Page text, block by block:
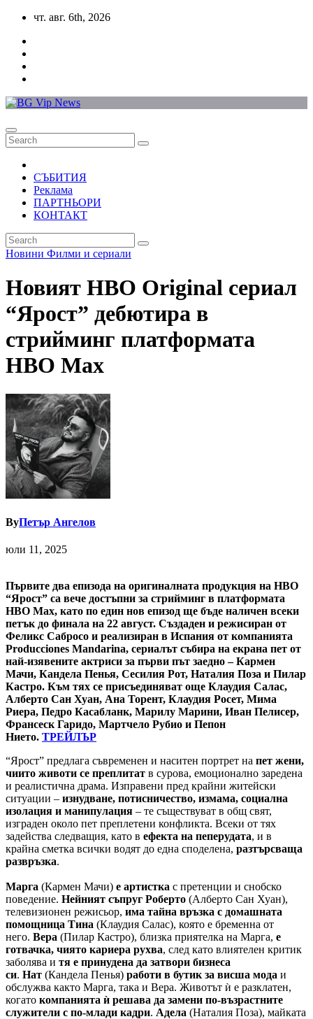
Skip
content
чт. авг. 6th, 2026
СЪБИТИЯ
Реклама
ПАРТНЬОРИ
КОНТАКТ
Новини Филми и сериали
Новият HBO Original сериал
“Ярост” дебютира в
стрийминг платформата
HBO Max
ByПетър Ангелов
юли 11, 2025
Първите два епизода на оригиналната продукция на HBO
“Ярост” са вече достъпни за стрийминг в платформата
HBO Max, като по един нов епизод ще бъде наличен всеки
петък до финала на 22 август. Създаден и режисиран от
Феликс Сабросо и реализиран в Испания от компанията
Producciones Mandarina, сериалът събира на екрана пет от
най-изявените актриси за първи път заедно – Кармен
Мачи, Кандела Пенья, Сесилия Рот, Наталия Поза и Пилар
Кастро. Към тях се присъединяват още Клаудия Салас,
Алберто Сан Хуан, Ана Торент, Клаудия Росет, Мима
Риера, Педро Касабланк, Марилу Марини, Иван Пелисер,
Франсеск Гаридо, Мартчело Рубио и Пепон
Нието. ТРЕЙЛЪР
“Ярост” предлага съвременен и наситен портрет на пет жени,
чиито животи се преплитат в сурова, емоционално заредена
и реалистична драма. Изправени пред крайни житейски
ситуации – изнудване, потисничество, измама, социална
изолация и манипулация – те съществуват в общ свят,
изграден около пет преплетени конфликта. Всеки от тях
задейства следващия, като в ефекта на пеперудата, и в
крайна сметка всички водят до една споделена, разтърсваща
развръзка.
Марга (Кармен Мачи) е артистка с претенции и снобско
поведение. Нейният съпруг Роберто (Алберто Сан Хуан),
телевизионен режисьор, има тайна връзка с домашната
помощница Тина (Клаудия Салас), която е бременна от
него. Вера (Пилар Кастро), близка приятелка на Марга, е
готвачка, чиято кариера рухва, след като влиятелен критик
заболява и тя е принудена да затвори бизнеса
си. Нат (Кандела Пенья) работи в бутик за висша мода и
обслужва както Марга, така и Вера. Животът ѝ е разклатен,
когато компанията ѝ решава да замени по-възрастните
служители с по-млади кадри. Адела (Наталия Поза), майката